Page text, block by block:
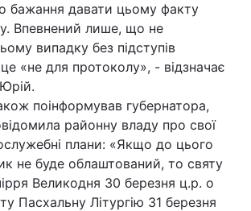
Наука
Лайт
Туризм
Погода
Регіони
бажання давати цьому факту
Впевнений лише, що не
випадку без підступів
«не для протоколу», - відзначає
поінформував губернатора,
районну владу про свої
плани: «Якщо до цього
не буде облаштований, то святу
Великодня 30 березня ц.р. о
Пасхальну Літургію 31 березня